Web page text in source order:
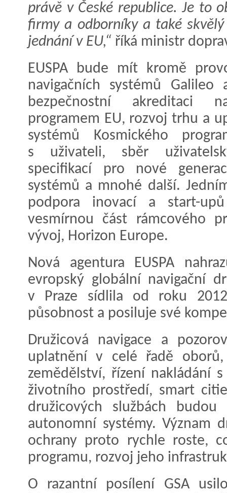
právě v České republice. Je to
firmy a odborníky a také skvělý
jednání v EU,“ říká ministr
EUSPA bude mít kromě
navigačních systémů
bezpečnostní akreditaci
programem EU, rozvoj trhu a
systémů Kosmického
s uživateli, sběr
specifikací pro nové
systémů a mnohé další.
podpora inovací a start-
vesmírnou část rámcového
vývoj, Horizon Europe.
Nová agentura EUSPA
evropský globální navigační
v Praze sídlila od roku
působnost a posiluje své
Družicová navigace a
uplatnění v celé řadě
zemědělství, řízení nakládání
životního prostředí, smart
družicových službách
autonomní systémy. Význam
ochrany proto rychle roste,
programu, rozvoj jeho
O razantní posílení GSA